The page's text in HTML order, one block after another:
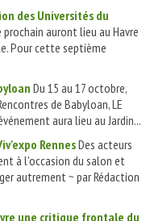
des Universités du
auront lieu au Havre
Pour cette septième
Du 15 au 17 octobre,
de Babyloan, LE
aura lieu au Jardin...
RennesDes acteurs
à l'occasion du salon et
autrement ~ par Rédaction
une critique frontale du